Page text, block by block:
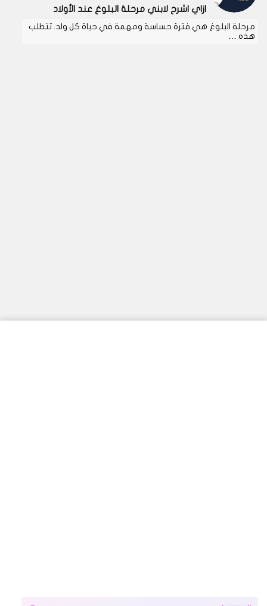
ازاي اشرح لابني مرحلة البلوغ عند الأولاد
مرحلة البلوغ هي فترة حساسة ومهمة في حياة كل ولد. تتطلب
هذه …